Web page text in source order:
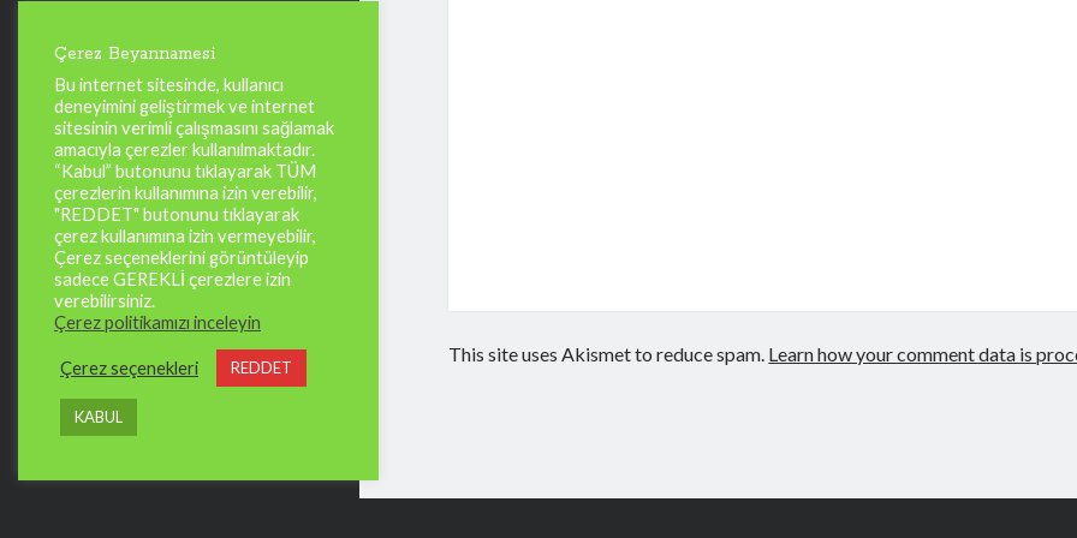
This site uses Akismet to reduce spam. Learn how your comment data is
Çerez Beyannamesi
Bu internet sitesinde, kullanıcı
deneyimini geliştirmek ve internet
sitesinin verimli çalışmasını sağlamak
amacıyla çerezler kullanılmaktadır.
“Kabul” butonunu tıklayarak TÜM
çerezlerin kullanımına izin verebilir,
"REDDET" butonunu tıklayarak
çerez kullanımına izin vermeyebilir,
Çerez seçeneklerini görüntüleyip
sadece GEREKLİ çerezlere izin
verebilirsiniz.
Çerez politikamızı inceleyin
Çerez seçenekleri REDDET
KABUL